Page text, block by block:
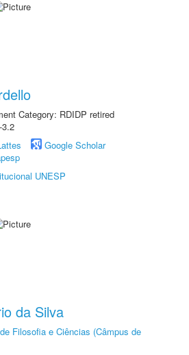
Category: RDIDP retired
Google Scholar
UNESP
da Silva
Filosofia e Ciências (Câmpus de